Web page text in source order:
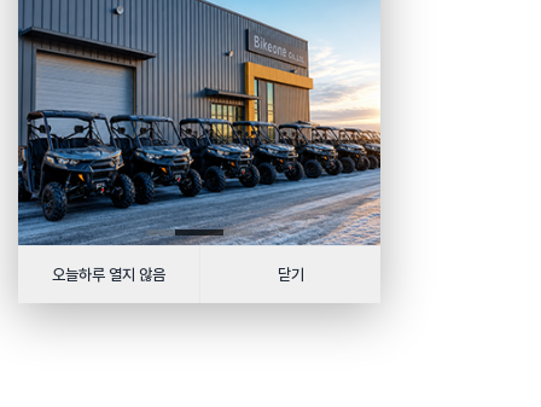
오늘하루 열지 않음 닫기